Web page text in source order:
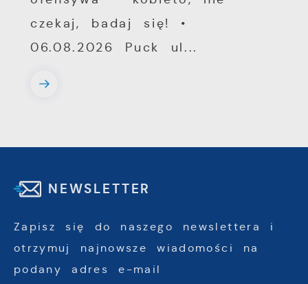
czekaj, badaj się! •
06.08.2026 Puck ul...
NEWSLETTER
Zapisz się do naszego newslettera i
otrzymuj najnowsze wiadomości na
podany adres e-mail